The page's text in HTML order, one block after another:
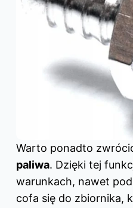
Warto ponadto
paliwa. Dzięki tej
warunkach, nawet
cofa się do zbiornika,